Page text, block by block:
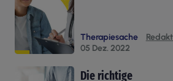
Therapiesache
05 Dez. 2022
Die richtige